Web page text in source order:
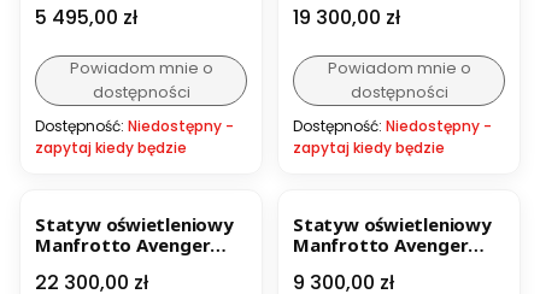
Cena
5 495,00 zł
Powiadom mnie o
dostępności
Dostępność: Niedostępny -
zapytaj kiedy będzie
Cena
19 300,00 zł
Powiadom mnie o
dostępności
Dostępność: Niedostępny -
zapytaj kiedy będzie
Statyw oświetleniowy
Manfrotto Avenger
Cena
22 300,00 zł
Statyw oświetleniowy
Manfrotto Avenger
Stainless Low Base
Cena
9 300,00 zł